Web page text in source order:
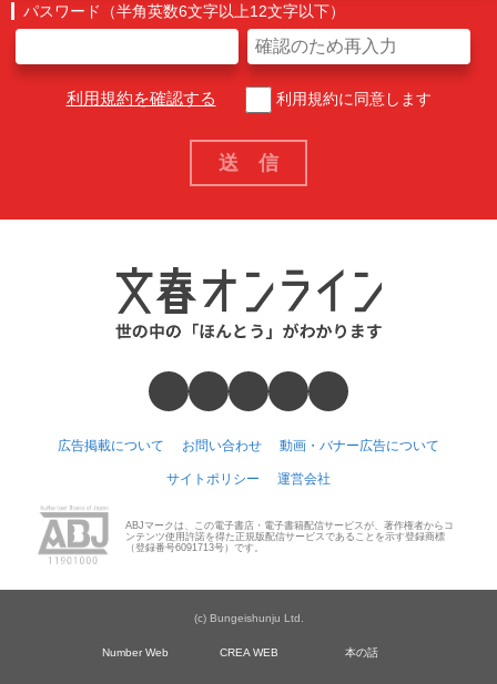
パスワード（半角英数6文字以上12文字以下）
利用規約を確認する 利用規約に同意します
広告掲載について お問い合わせ 動画・バナー広告について
サイトポリシー 運営会社
ABJマークは、この電子書店・電子書籍配信サービスが、著作権者からコ
ンテンツ使用許諾を得た正規版配信サービスであることを示す登録商標
（登録番号6091713号）です。
(c) Bungeishunju Ltd.
Number Web CREA WEB 本の話